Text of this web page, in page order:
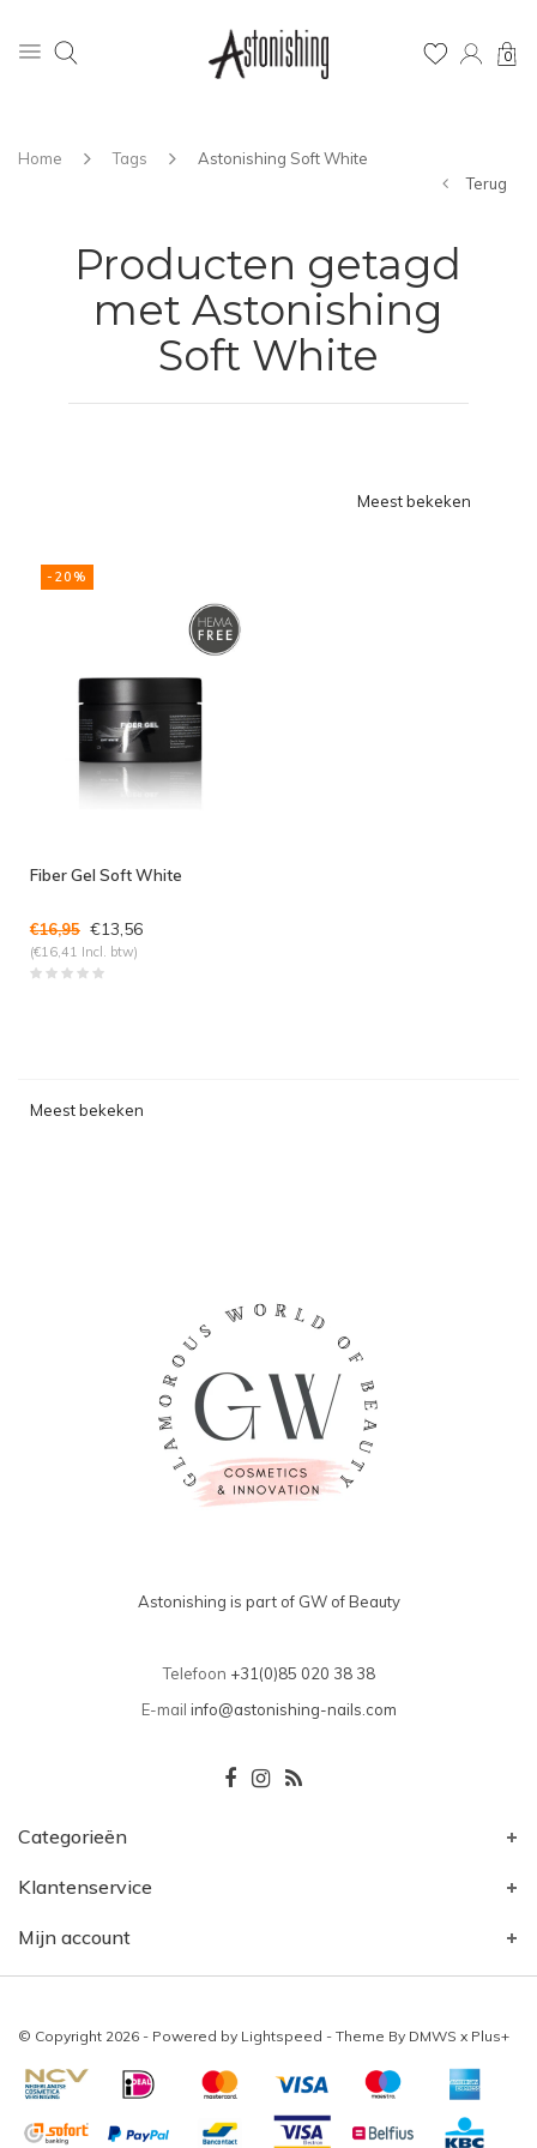
0
Home Tags
Astonishing Soft White
Terug
Producten getagd
met Astonishing
Soft White
Meest bekeken
-20%
Fiber Gel Soft White
€16,95 €13,56
(€16,41 Incl. btw)
Meest bekeken
Astonishing is part of GW of Beauty
Telefoon +31(0)85 020 38 38
E-mail info@astonishing-nails.com
Categorieën
Klantenservice
Mijn account
© Copyright 2026 - Powered by Lightspeed - Theme By DMWS x Plus+